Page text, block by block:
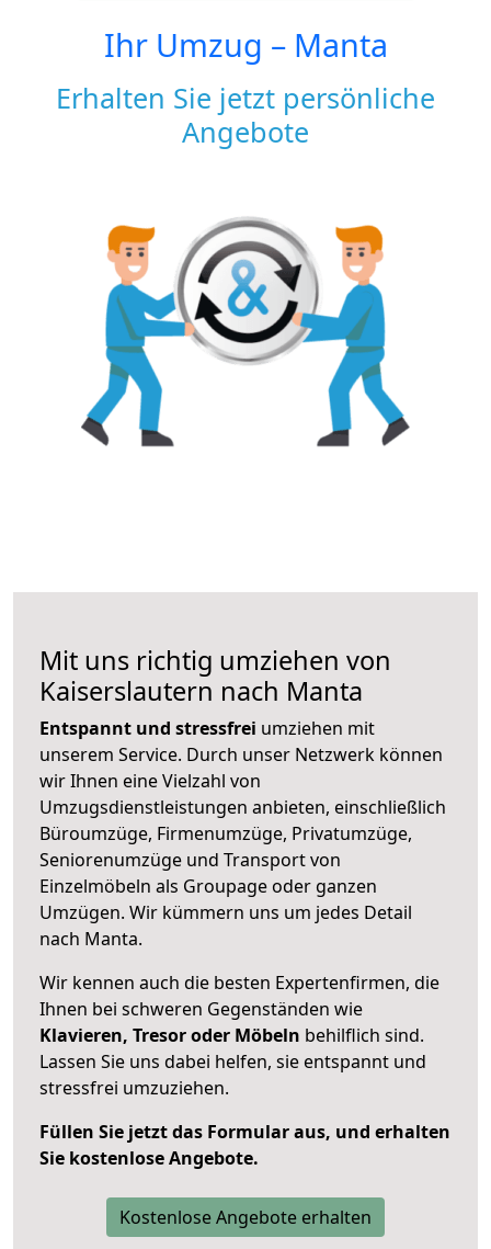
Ihr Umzug – Manta
Erhalten Sie jetzt persönliche
Angebote
Mit uns richtig umziehen von
Kaiserslautern nach Manta
Entspannt und stressfrei umziehen mit
unserem Service. Durch unser Netzwerk können
wir Ihnen eine Vielzahl von
Umzugsdienstleistungen anbieten, einschließlich
Büroumzüge, Firmenumzüge, Privatumzüge,
Seniorenumzüge und Transport von
Einzelmöbeln als Groupage oder ganzen
Umzügen. Wir kümmern uns um jedes Detail
nach Manta.
Wir kennen auch die besten Expertenfirmen, die
Ihnen bei schweren Gegenständen wie
Klavieren, Tresor oder Möbeln behilflich sind.
Lassen Sie uns dabei helfen, sie entspannt und
stressfrei umzuziehen.
Füllen Sie jetzt das Formular aus, und erhalten
Sie kostenlose Angebote.
Kostenlose Angebote erhalten